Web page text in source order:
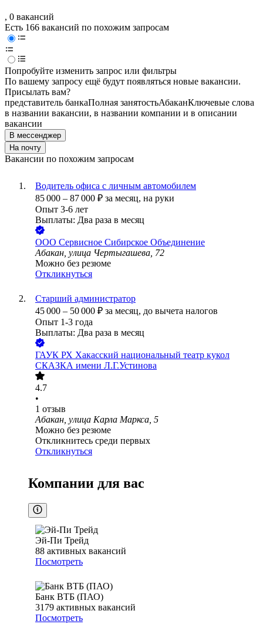
, 0 вакансий
Есть 166 вакансий по похожим запросам
Попробуйте изменить запрос или фильтры
По вашему запросу ещё будут появляться новые вакансии.
Присылать вам?
представитель банкаПолная занятостьАбаканКлючевые слова
в названии вакансии, в названии компании и в описании
вакансии
В мессенджер
На почту
Вакансии по похожим запросам
Водитель офиса с личным автомобилем
85 000 – 87 000 ₽ за месяц, на руки
Опыт 3-6 лет
Выплаты: Два раза в месяц
ООО Сервисное Сибирское Объединение
Абакан, улица Чертыгашева, 72
Можно без резюме
Откликнуться
Старший администратор
45 000 – 50 000 ₽ за месяц, до вычета налогов
Опыт 1-3 года
Выплаты: Два раза в месяц
ГАУК РХ Хакасский национальный театр кукол
СКАЗКА имени Л.Г.Устинова
4.7
•
1 отзыв
Абакан, улица Карла Маркса, 5
Можно без резюме
Откликнитесь среди первых
Откликнуться
Компании для вас
Эй-Пи Трейд
88 активных вакансий
Посмотреть
Банк ВТБ (ПАО)
3179 активных вакансий
Посмотреть